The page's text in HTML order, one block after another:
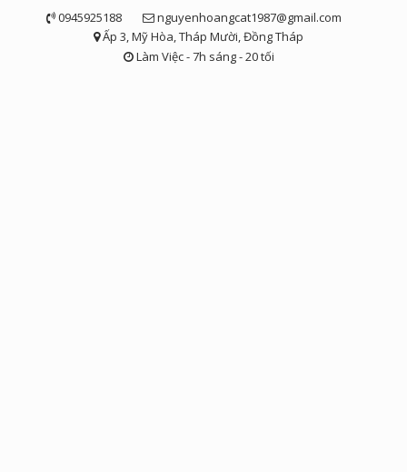
0945925188
nguyenhoangcat1987@gmail.com
Ấp 3, Mỹ Hòa, Tháp Mười, Đồng Tháp
Làm Việc - 7h sáng - 20 tối